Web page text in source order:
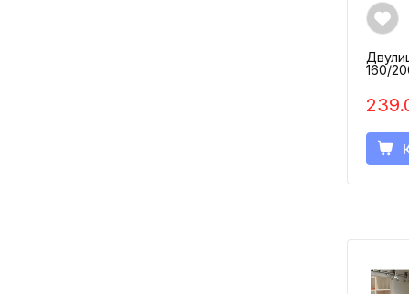
160/